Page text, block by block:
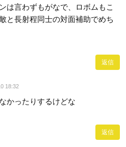
は言わずもがなで、ロボムもこ
と長射程同士の対面補助でめち
返信
18:32
かったりするけどな
返信